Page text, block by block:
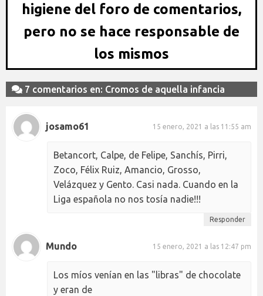
higiene del foro de comentarios,
pero no se hace responsable de
los mismos
7 comentarios en: Cromos de aquella infancia
josamo61 15 enero, 2021 a las 11:55 am
Betancort, Calpe, de Felipe, Sanchís, Pirri,
Zoco, Félix Ruiz, Amancio, Grosso,
Velázquez y Gento. Casi nada. Cuando en la
Liga española no nos tosía nadie!!!
Responder
Mundo 15 enero, 2021 a las 12:47 pm
Los míos venían en las "libras" de chocolate
y eran de